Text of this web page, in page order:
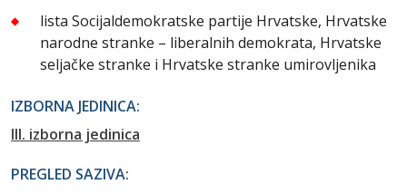
lista Socijaldemokratske partije Hrvatske, Hrvatske
narodne stranke – liberalnih demokrata, Hrvatske
seljačke stranke i Hrvatske stranke umirovljenika
IZBORNA JEDINICA:
III. izborna jedinica
PREGLED SAZIVA: